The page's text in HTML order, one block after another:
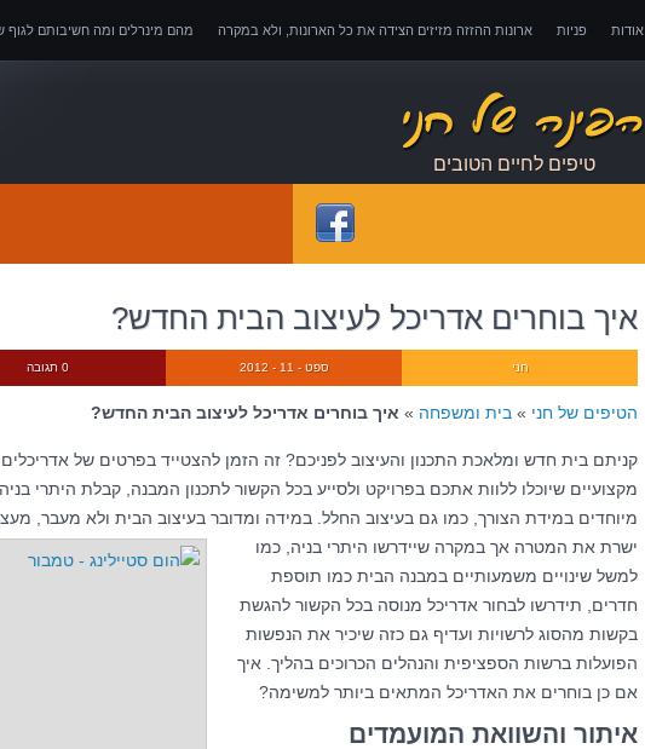
אודות פניות ארונות ההזזה מזיזים הצידה את כל הארונות, ולא במקרה מהם מינרלים ומה חשיבותם לגוף
אובדן כושר עבודה – כיצד לממש זכויות במקרה של אובדן כושר עבודה
טיפים לחיים הטובים
איך בוחרים אדריכל לעיצוב הבית החדש?
0 תגובה ספט - 11 - 2012 חני
הטיפים של חני » בית ומשפחה » איך בוחרים אדריכל לעיצוב הבית החדש?
קניתם בית חדש ומלאכת התכנון והעיצוב לפניכם? זה הזמן להצטייד בפרטים של אדריכלים
מקצועיים שיוכלו ללוות אתכם בפרויקט ולסייע בכל הקשור לתכנון המבנה, קבלת היתרי בניה
מיוחדים במידת הצורך, כמו גם בעיצוב החלל. במידה ומדובר בעיצוב הבית ולא מעבר,
ישרת את המטרה אך במקרה שיידרשו היתרי בניה, כמו
למשל שינויים משמעותיים במבנה הבית כמו תוספת
חדרים, תידרשו לבחור אדריכל מנוסה בכל הקשור להגשת
בקשות מהסוג לרשויות ועדיף גם כזה שיכיר את הנפשות
הפועלות ברשות הספציפית והנהלים הכרוכים בהליך. איך
אם כן בוחרים את האדריכל המתאים ביותר למשימה?
איתור והשוואת המועמדים